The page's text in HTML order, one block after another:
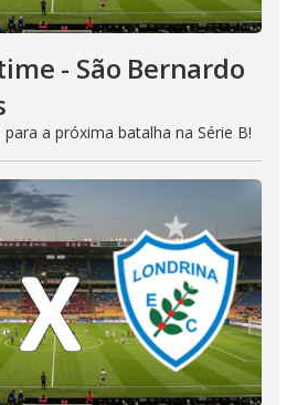
- São Bernardo
a próxima batalha na Série B!